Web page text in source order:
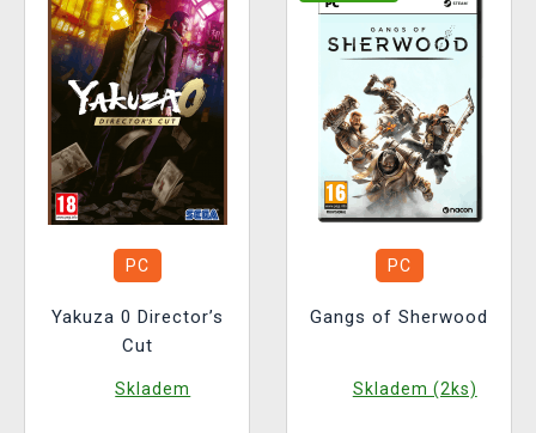
PC
Yakuza 0 Director’s
Cut
Skladem
PC
Gangs of Sherwood
Skladem (2ks)